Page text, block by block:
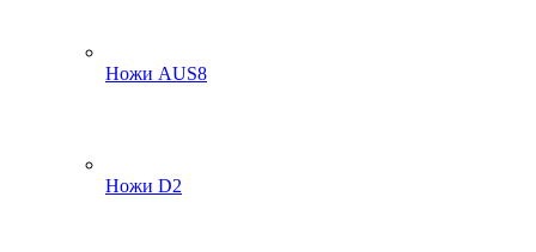
Ножи AUS8
Ножи D2